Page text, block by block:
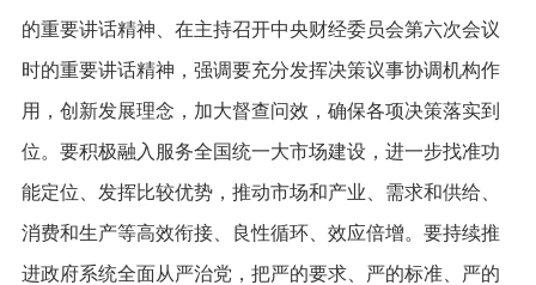
的重要讲话精神、在主持召开中央财经委员会第六次会议
时的重要讲话精神，强调要充分发挥决策议事协调机构作
用，创新发展理念，加大督查问效，确保各项决策落实到
位。要积极融入服务全国统一大市场建设，进一步找准功
能定位、发挥比较优势，推动市场和产业、需求和供给、
消费和生产等高效衔接、良性循环、效应倍增。要持续推
进政府系统全面从严治党，把严的要求、严的标准、严的